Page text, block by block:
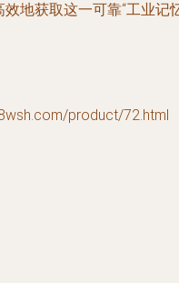
地获取这一可靠“工业记
product/72.html